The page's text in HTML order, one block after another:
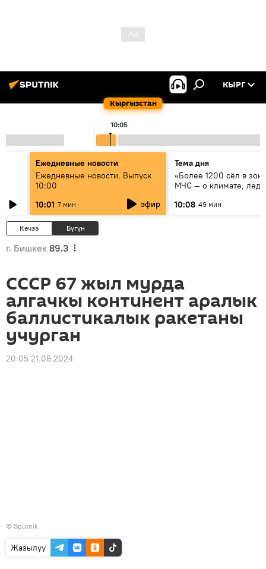
Кыргызстан
КЫРГ
10:05
Ежедневные новости
Ежедневные новости. Выпуск
10:00
10:01 7 мин эфир
Тема дня
«Более 1200 сёл в
МЧС — о климате,
населения
10:08 49 мин
Кечээ Бүгүн
г. Бишкек 89.3
СССР 67 жыл мурда
алгачкы континент аралык
баллистикалык ракетаны
учурган
20:05 21.08.2024
© Sputnik
Жазылуу